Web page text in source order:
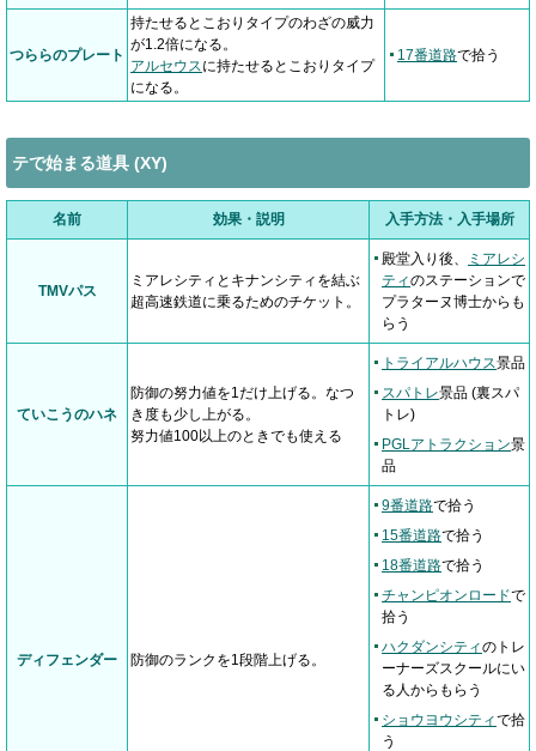
つららのプレート
持たせるとこおりタイプのわざの威力
が1.2倍になる。
アルセウスに持たせるとこおりタイプ
になる。
17番道路で拾う
テで始まる道具 (XY)
名前 効果・説明 入手方法・入手場所
TMVパス
ミアレシティとキナンシティを結ぶ
超高速鉄道に乗るためのチケット。
殿堂入り後、
ミアレシ
ティのステーションで
プラターヌ博士からも
らう
ていこうのハネ
防御の努力値を1だけ上げる。なつ
き度も少し上がる。
努力値100以上のときでも使える
トライアルハウス景品
スパトレ景品 (裏スパ
トレ)
PGLアトラクション景
品
ディフェンダー 防御のランクを1段階上げる。
9番道路で拾う
15番道路で拾う
18番道路で拾う
チャンピオンロードで
拾う
ハクダンシティのトレ
ーナーズスクールにい
る人からもらう
ショウヨウシティで拾
う